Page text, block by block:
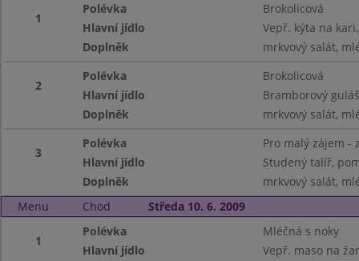
1
Polévka
Brokolicová
Hlavní jídlo
Vepř. kýta na
Doplněk
mrkvový salát,
2
Polévka
Brokolicová
Hlavní jídlo
Bramborový
Doplněk
mrkvový salát,
3
Polévka
Pro malý zájem -
Hlavní jídlo
Studený talíř,
Doplněk
mrkvový salát,
Menu
Chod Středa 10. 6. 2009
1
Polévka
Mléčná s noky
Hlavní jídlo
Vepř. maso na